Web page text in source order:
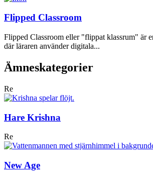
Flipped Classroom
Flipped Classroom eller "flippat klassrum" är
där läraren använder digitala...
Ämneskategorier
Re
Hare Krishna
Re
New Age